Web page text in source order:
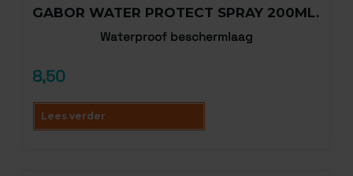
GABOR WATER PROTECT SPRAY 200ML.
Waterproof beschermlaag
8,50
Lees verder